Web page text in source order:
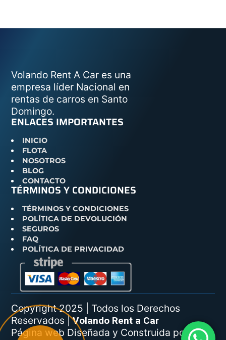
Volando Rent A Car es una
empresa líder Nacional en
rentas de carros en Santo
Domingo.
ENLACES IMPORTANTES
INICIO
FLOTA
NOSOTROS
BLOG
CONTACTO
TÉRMINOS Y CONDICIONES
TÉRMINOS Y CONDICIONES
POLÍTICA DE DEVOLUCIÓN
SEGUROS
FAQ
POLÍTICA DE PRIVACIDAD
Copyright 2025 | Todos los Derechos
Reservados |Volando Rent a Car
Página web Diseñada y Construida porweb